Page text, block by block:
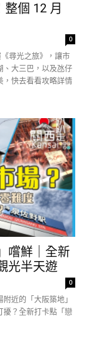
個 12 月
0
尋光之旅》，讓市
、大三巴，以及氹仔
，快去看看攻略詳情
嚐鮮｜全新
光半天遊
0
近的「大阪築地」
擾？全新打卡點「戀